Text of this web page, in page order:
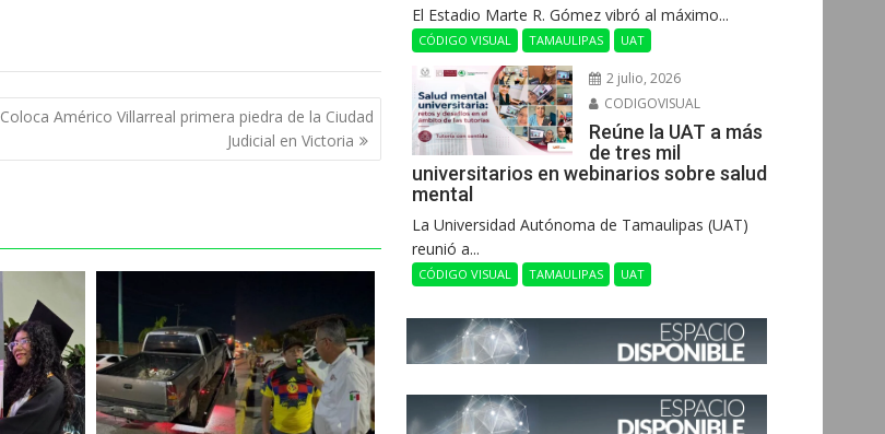
Coloca Américo Villarreal primera piedra de la Ciudad
Judicial en Victoria
El Estadio Marte R. Gómez vibró al máximo...
CÓDIGO VISUAL TAMAULIPAS UAT
2 julio, 2026
CODIGOVISUAL
Reúne la UAT a más
de tres mil
universitarios en webinarios sobre salud
mental
La Universidad Autónoma de Tamaulipas (UAT)
reunió a...
CÓDIGO VISUAL TAMAULIPAS UAT